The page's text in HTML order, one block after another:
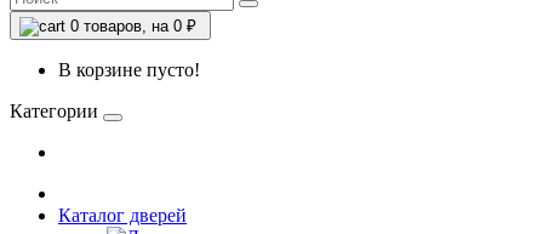
0 товаров, на 0 ₽
В корзине пусто!
Категории
Каталог дверей